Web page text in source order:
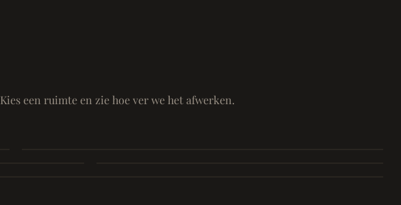
Kies een ruimte en zie hoe ver we het afwerken.
Eetkamer
Bureau & Hal